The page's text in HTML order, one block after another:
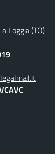
Loggia (TO)